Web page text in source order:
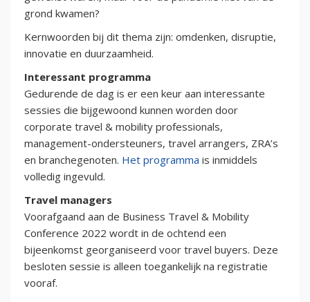
grond kwamen?
Kernwoorden bij dit thema zijn: omdenken, disruptie,
innovatie en duurzaamheid.
Interessant programma
Gedurende de dag is er een keur aan interessante
sessies die bijgewoond kunnen worden door
corporate travel & mobility professionals,
management-ondersteuners, travel arrangers, ZRA’s
en branchegenoten. Het programma is inmiddels
volledig ingevuld.
Travel managers
Voorafgaand aan de Business Travel & Mobility
Conference 2022 wordt in de ochtend een
bijeenkomst georganiseerd voor travel buyers. Deze
besloten sessie is alleen toegankelijk na registratie
vooraf.